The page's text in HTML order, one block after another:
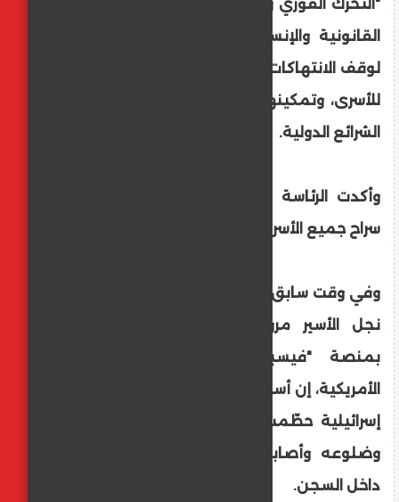
"التحرك الفوري والعاجل" لتحمّل مسؤولياتهم
القانونية والإنسانية"، والضغط على إسرائيل
لوقف الانتهاكات فورا وضمان الحماية الدولية
للأسرى، وتمكينهم من حقوقهم التي تكفلها
الشرائع الدولية.
وأكدت الرئاسة على مواصلة العمل لإطلاق
سراح جميع الأسرى، وعلى رأسهم البرغوثي.
وفي وقت سابق الجمعة، قال قسام البرغوثي،
نجل الأسير مروان البرغوثي، على صفحته
بمنصة "فيسبوك" التابعة لشركة ميتا
الأمريكية، إن أسيرًا محررًا أبلغه صباحًا أن قوات
إسرائيلية حطّمت جسد والده وكسرت أسنانه
وضلوعه وأصابعه، وقطعت جزءًا من أذنه
داخل السجن.